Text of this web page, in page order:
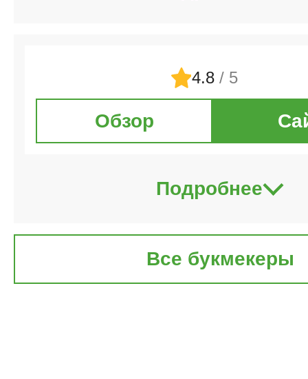
4.8 / 5
Обзор
Подробнее
Все букмекеры